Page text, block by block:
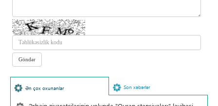
Ən çox oxunanlar Son xəbərlər